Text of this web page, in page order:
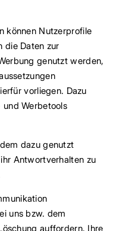
können Nutzerprofile
die Daten zur
genutzt werden,
vorliegen. Dazu
Werbetools
dazu genutzt
Antwortverhalten zu
uns bzw. dem
auffordern, Ihre